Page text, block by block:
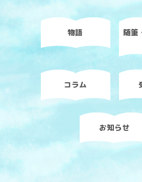
物語
随筆
コラム
お知らせ